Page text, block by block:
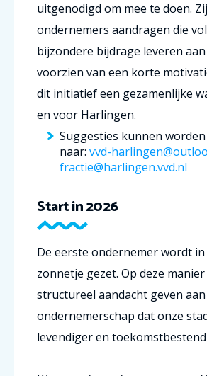
uitgenodigd om mee te doen.
ondernemers aandragen die
bijzondere bijdrage leveren aan
voorzien van een korte
dit initiatief een gezamenlijke
en voor Harlingen.
Suggesties kunnen
naar: vvd-
fractie@harlingen.vvd.nl
Start in 2026
De eerste ondernemer wordt
zonnetje gezet. Op deze manier
structureel aandacht geven
ondernemerschap dat onze
levendiger en